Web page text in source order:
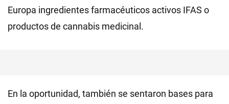
Europa ingredientes farmacéuticos activos IFAS o
productos de cannabis medicinal.
En la oportunidad, también se sentaron bases para